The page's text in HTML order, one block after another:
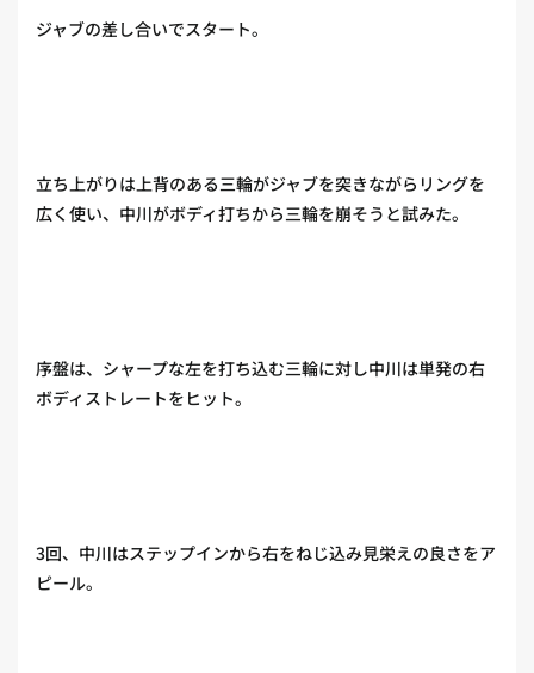
ジャブの差し合いでスタート。
立ち上がりは上背のある三輪がジャブを突きながらリングを
広く使い、中川がボディ打ちから三輪を崩そうと試みた。
序盤は、シャープな左を打ち込む三輪に対し中川は単発の右
ボディストレートをヒット。
3回、中川はステップインから右をねじ込み見栄えの良さをア
ピール。